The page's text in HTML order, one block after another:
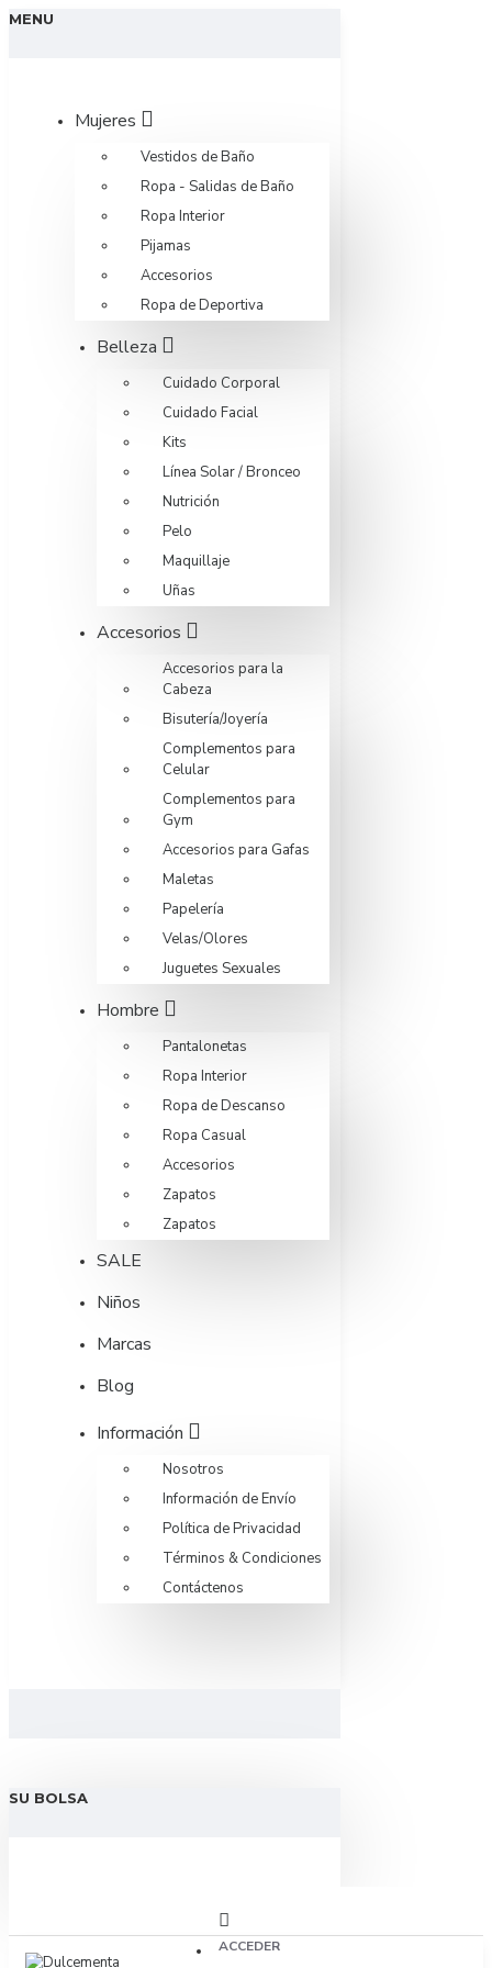
MENU
Mujeres
Vestidos de Baño
Ropa - Salidas de Baño
Ropa Interior
Pijamas
Accesorios
Ropa de Deportiva
Belleza
Cuidado Corporal
Cuidado Facial
Kits
Línea Solar / Bronceo
Nutrición
Pelo
Maquillaje
Uñas
Accesorios
Accesorios para la
Cabeza
Bisutería/Joyería
Complementos para
Celular
Complementos para
Gym
Accesorios para Gafas
Maletas
Papelería
Velas/Olores
Juguetes Sexuales
Hombre
Pantalonetas
Ropa Interior
Ropa de Descanso
Ropa Casual
Accesorios
Zapatos
Zapatos
SALE
Niños
Marcas
Blog
Información
Nosotros
Información de Envío
Política de Privacidad
Términos & Condiciones
Contáctenos
SU BOLSA
ACCEDER